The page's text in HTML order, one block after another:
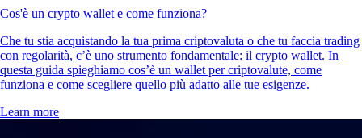
Cos'è un crypto wallet e come funziona?
Che tu stia acquistando la tua prima criptovaluta o che tu faccia trading
con regolarità, c’è uno strumento fondamentale: il crypto wallet. In
questa guida spieghiamo cos’è un wallet per criptovalute, come
funziona e come scegliere quello più adatto alle tue esigenze.
Learn more